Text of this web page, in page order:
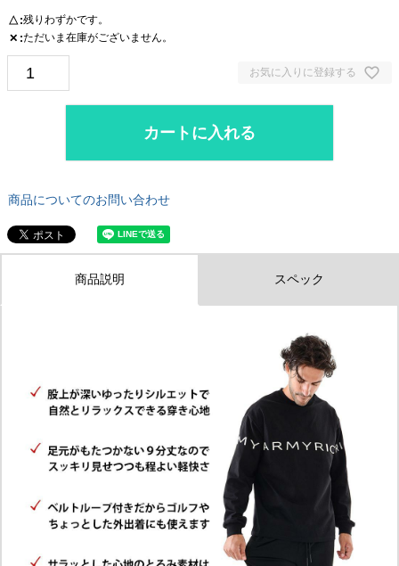
△ 残りわずかです。
✕ ただいま在庫がございません。
お気に入りに登録する
カートに入れる
商品についてのお問い合わせ
商品説明 スペック